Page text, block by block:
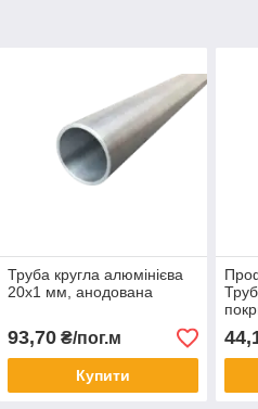
Труба кругла алюмінієва
20х1 мм, анодована
93,70₴/пог.м
Купити